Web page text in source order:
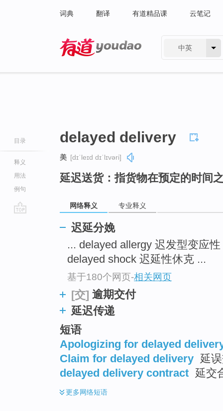
词典 翻译 有道精品课 云笔记
中英
目录
释义
用法
例句
delayed delivery
美 [dɪˈleɪd dɪˈlɪvəri]
延迟送货：指货物在预定的时间
网络释义 专业释义
迟延分娩
... delayed allergy 迟发型变应性
delayed shock 迟延性休克 ...
基于180个网页-相关网页
[交] 逾期交付
延迟传递
短语
Apologizing for delayed
Claim for delayed delivery 延
delayed delivery contract 延交
更多网络短语